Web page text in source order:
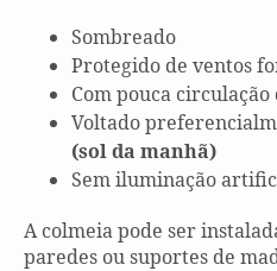
Sombreado
Protegido de ventos
Com pouca circulação
Voltado
(sol da manhã)
Sem iluminação
A colmeia pode ser
paredes ou suportes de